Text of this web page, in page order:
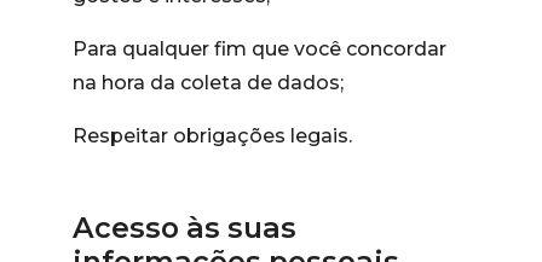
Para qualquer fim que você concordar
na hora da coleta de dados;
Respeitar obrigações legais.
Acesso às suas